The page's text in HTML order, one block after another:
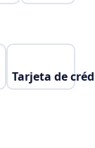
Tarjeta de